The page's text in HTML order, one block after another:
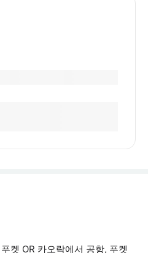
켓 OR 카오락에서 공항, 푸켓